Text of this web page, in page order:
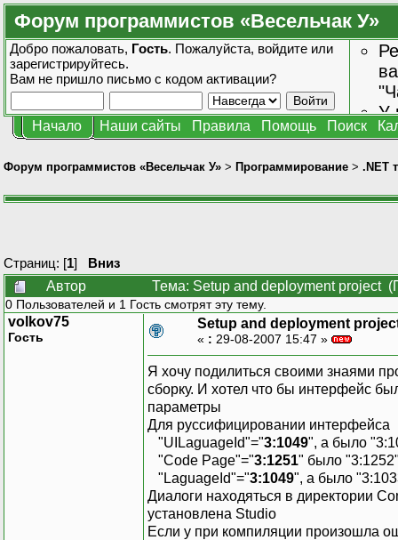
Форум программистов «Весельчак У»
Добро пожаловать, Гость. Пожалуйста, войдите или
зарегистрируйтесь.
Вам не пришло письмо с кодом активации?
У
Начало Наши сайты Правила Помощь Поиск
Форум программистов «Весельчак У» > Программирование > .NET
Страниц: [1] Вниз
Автор
Тема: Setup and deployment project
0 Пользователей и 1 Гость смотрят эту тему.
volkov75
Гость
Setup and deployment
« : 29-08-2007 15:47 »
Я хочу подилиться своими знаями
сборку. И хотел что бы интерфейс
параметры
Для руссифицировании интерфейса
"UILaguageId"="3:1049", а было
"Code Page"="3:1251" было
"LaguageId"="3:1049", а было
Диалоги находяться в директории
установлена Studio
Если у при компиляции произошла